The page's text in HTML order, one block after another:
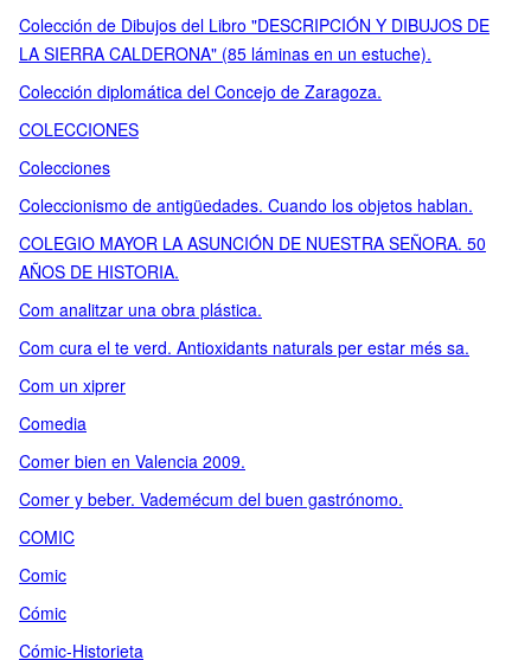
Colección de Dibujos del Libro "DESCRIPCIÓN Y DIBUJOS DE
LA SIERRA CALDERONA" (85 láminas en un estuche).
Colección diplomática del Concejo de Zaragoza.
COLECCIONES
Colecciones
Coleccionismo de antigüedades. Cuando los objetos hablan.
COLEGIO MAYOR LA ASUNCIÓN DE NUESTRA SEÑORA. 50
AÑOS DE HISTORIA.
Com analitzar una obra plástica.
Com cura el te verd. Antioxidants naturals per estar més sa.
Com un xiprer
Comedia
Comer bien en Valencia 2009.
Comer y beber. Vademécum del buen gastrónomo.
COMIC
Comic
Cómic
Cómic-Historieta